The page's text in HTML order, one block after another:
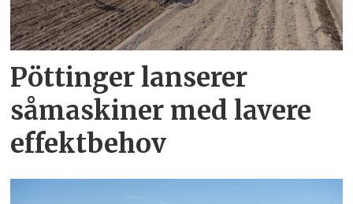
Pöttinger lanserer
såmaskiner med lavere
effektbehov